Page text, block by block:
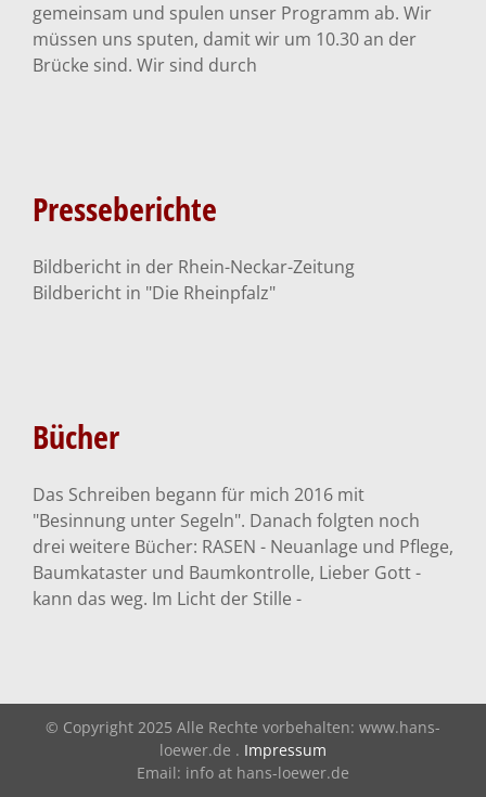
gemeinsam und spulen unser Programm ab. Wir
müssen uns sputen, damit wir um 10.30 an der
Brücke sind. Wir sind durch
Presseberichte
Allgemein
Presseberichte
Bildbericht in der Rhein-Neckar-Zeitung
Bildbericht in "Die Rheinpfalz"
Bücher
Das Schreiben begann für mich 2016 mit
"Besinnung unter Segeln". Danach folgten noch
drei weitere Bücher: RASEN - Neuanlage und Pflege,
Baumkataster und Baumkontrolle, Lieber Gott -
kann das weg. Im Licht der Stille -
© Copyright 2025 Alle Rechte vorbehalten: www.hans-
loewer.de . Impressum
Email: info at hans-loewer.de